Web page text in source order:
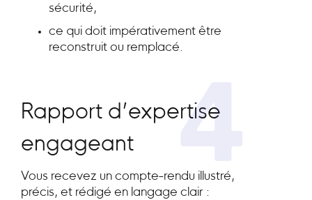
sécurité,
ce qui doit impérativement être
reconstruit ou remplacé.
4
Rapport d’expertise
engageant
Vous recevez un compte-rendu illustré,
précis, et rédigé en langage clair :